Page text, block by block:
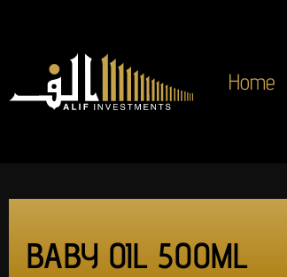
Home
BABY OIL 500ML